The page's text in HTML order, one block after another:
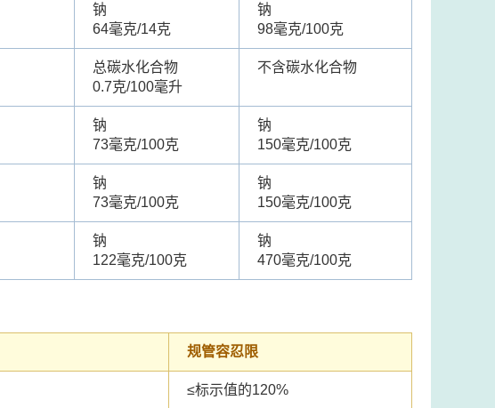
钠
64毫克/14克
钠
98毫克/100克
总碳水化合物
0.7克/100毫升
不含碳水化合物
钠
73毫克/100克
钠
150毫克/100克
钠
73毫克/100克
钠
150毫克/100克
钠
122毫克/100克
钠
470毫克/100克
规管容忍限
≤标示值的120%